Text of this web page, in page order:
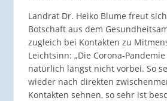
Landrat Dr. Heiko Blume freut
Botschaft aus dem
zugleich bei Kontakten zu
Leichtsinn: „Die Corona-
natürlich längst nicht vorbei. So
wieder nach direkten
Kontakten sehnen, so sehr ist